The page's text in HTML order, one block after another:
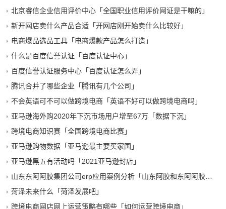
北京睿信企业信用评价中心「全国职业信用评价网证是干嘛的」
新开网店卖什么产品合适「开网店刚开始卖什么比较好」
电商爆品选品工具「电商爆款产品怎么打造」
什么是百度信誉认证「百度认证中心」
百度信誉认证服务中心「百度认证怎么弄」
腾讯合并了哪些企业「腾讯有几个公司」
不会英语可不可以做跨境电商「英语不好可以做跨境电商吗」
亚马逊海外购2020年下沉市场用户增至67万「数据下沉」
跨境电商知识赛「全国跨境电商比赛」
亚马逊购物数据「亚马逊最主要买家国」
亚马逊黑五有活动吗「2021亚马逊封店」
山东东阿阿胶集团公司erp应用案例分析「山东阿胶和东阿阿胶一样吗」
菏泽未来什么「菏泽发展吧」
跨境电商网店网上运营策略有哪些「如何运营跨境电商」